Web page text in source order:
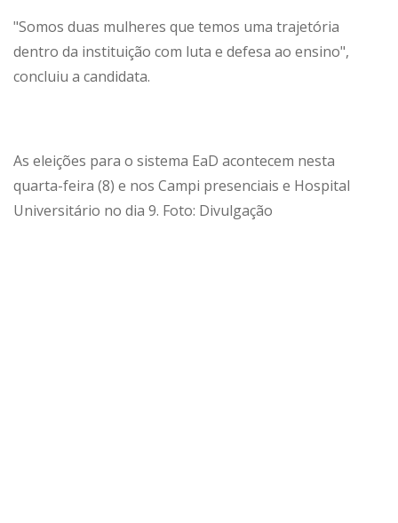
"Somos duas mulheres que temos uma trajetória
dentro da instituição com luta e defesa ao ensino",
concluiu a candidata.
As eleições para o sistema EaD acontecem nesta
quarta-feira (8) e nos Campi presenciais e Hospital
Universitário no dia 9. Foto: Divulgação